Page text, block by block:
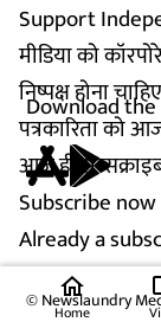
Support
मीडिया को
निष्पक्ष होना
पत्रकारिता को
आज ही
Subscribe now
Already a
Download
© Newslaundry
home
Home